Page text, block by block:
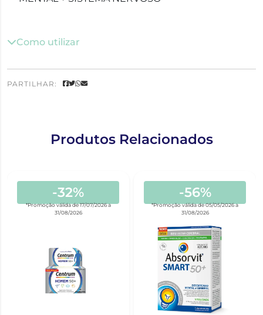
Como utilizar
PARTILHAR:
Produtos Relacionados
-32%
*Promoção válida de 17/07/2026 a
31/08/2026
-56%
*Promoção válida de 05/05/2026 a
31/08/2026